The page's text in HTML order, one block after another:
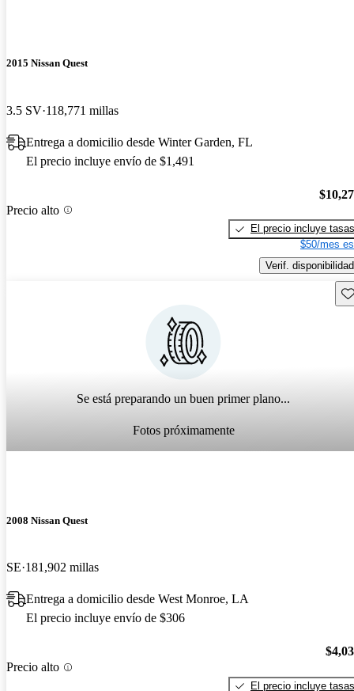
2015 Nissan Quest
3.5 SV 118,771 millas
Entrega a domicilio desde Winter Garden, FL
El precio incluye envío de $1,491
Precio alto
El precio incluye tasas
$50/mes
Verif. disponibilidad
Se está preparando un buen primer plano...
Fotos próximamente
2008 Nissan Quest
SE 181,902 millas
Entrega a domicilio desde West Monroe, LA
El precio incluye envío de $306
Precio alto
El precio incluye tasas